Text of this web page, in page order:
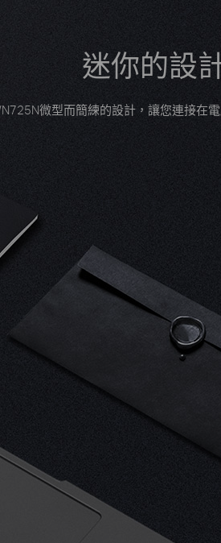
迷你的設
微型而簡練的設計，讓您連接在